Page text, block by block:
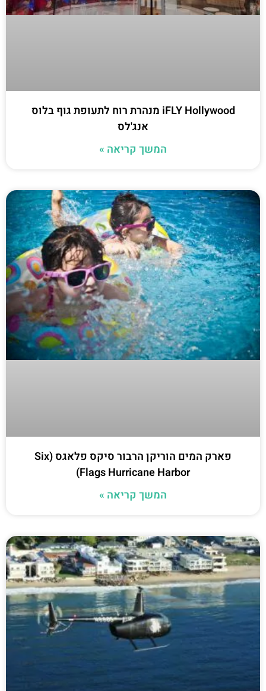
iFLY Hollywood מנהרת רוח לתעופת גוף בלוס
אנג'לס
המשך קריאה »
פארק המים הוריקן הרבור סיקס פלאגס (Six
Flags Hurricane Harbor)
המשך קריאה »